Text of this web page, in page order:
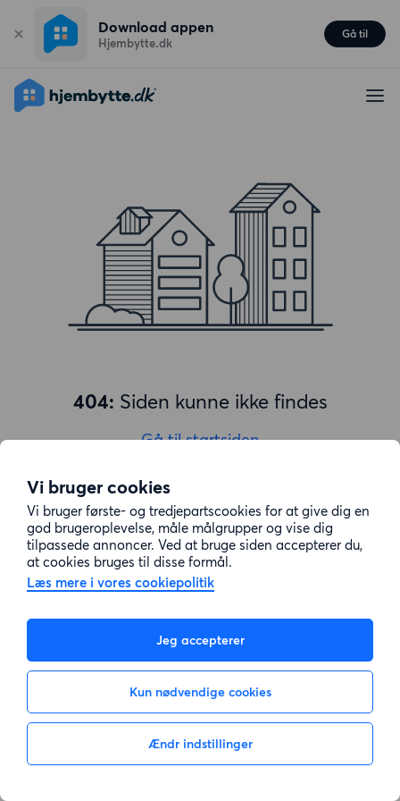
Vi bruger cookies
Vi bruger første- og tredjepartscookies for at give dig en
god brugeroplevelse, måle målgrupper og vise dig
tilpassede annoncer. Ved at bruge siden accepterer du,
at cookies bruges til disse formål.
Læs mere i vores cookiepolitik
Jeg accepterer
Kun nødvendige cookies
Ændr indstillinger
Download appen
Hjembytte.dk
Gå til
404: Siden kunne ikke findes
Gå til startsiden